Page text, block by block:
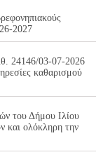
2027
24146/03-07-2026
καθαρισμού
του Δήμου Ιλίου
και ολόκληρη την